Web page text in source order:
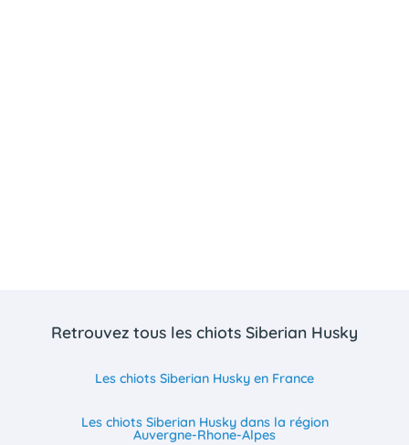
Retrouvez tous les chiots Siberian Husky
Les chiots Siberian Husky en France
Les chiots Siberian Husky dans la région
Auvergne-Rhone-Alpes